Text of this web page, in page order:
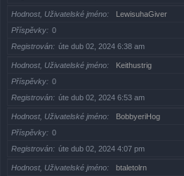
Hodnost, Uživatelské jméno
LewisuhaGiver
Příspěvky
0
Registrován
úte dub 02, 2024 6:38 am
Hodnost, Uživatelské jméno
Keithustrig
Příspěvky
0
Registrován
úte dub 02, 2024 6:53 am
Hodnost, Uživatelské jméno
BobbyeriHog
Příspěvky
0
Registrován
úte dub 02, 2024 4:07 pm
Hodnost, Uživatelské jméno
btaletolrn